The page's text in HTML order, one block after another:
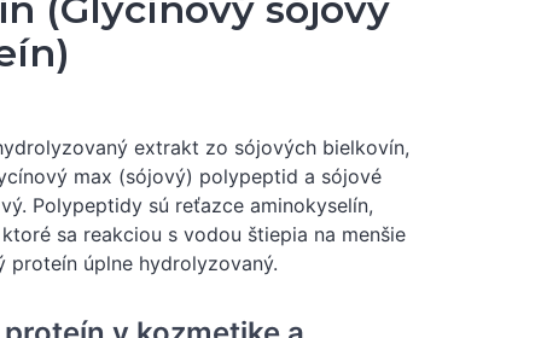
extrakt zo sójových bielkovín,
max (sójový) polypeptid a sójové
Polypeptidy sú reťazce aminokyselín,
sa reakciou s vodou štiepia na menšie
proteín úplne hydrolyzovaný.